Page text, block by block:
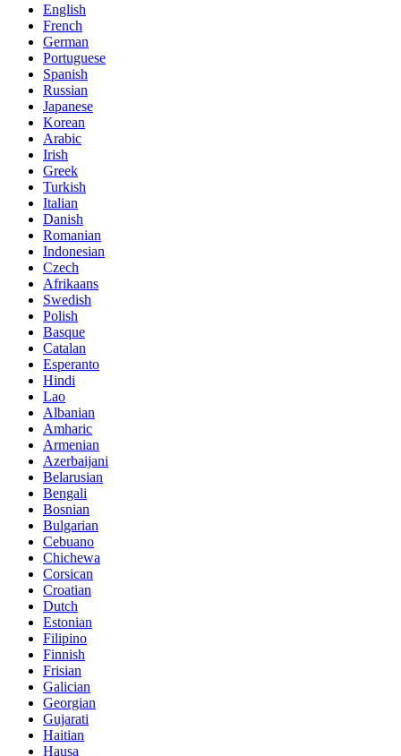
English
French
German
Portuguese
Spanish
Russian
Japanese
Korean
Arabic
Irish
Greek
Turkish
Italian
Danish
Romanian
Indonesian
Czech
Afrikaans
Swedish
Polish
Basque
Catalan
Esperanto
Hindi
Lao
Albanian
Amharic
Armenian
Azerbaijani
Belarusian
Bengali
Bosnian
Bulgarian
Cebuano
Chichewa
Corsican
Croatian
Dutch
Estonian
Filipino
Finnish
Frisian
Galician
Georgian
Gujarati
Haitian
Hausa